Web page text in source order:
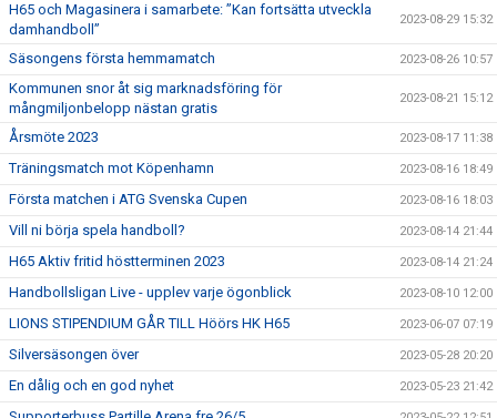
H65 och Magasinera i samarbete: ”Kan fortsätta utveckla
damhandboll”
2023-08-29 15:32
Säsongens första hemmamatch 2023-08-26 10:57
Kommunen snor åt sig marknadsföring för
mångmiljonbelopp nästan gratis
2023-08-21 15:12
Årsmöte 2023 2023-08-17 11:38
Träningsmatch mot Köpenhamn 2023-08-16 18:49
Första matchen i ATG Svenska Cupen 2023-08-16 18:03
Vill ni börja spela handboll? 2023-08-14 21:44
H65 Aktiv fritid höstterminen 2023 2023-08-14 21:24
Handbollsligan Live - upplev varje ögonblick 2023-08-10 12:00
LIONS STIPENDIUM GÅR TILL Höörs HK H65 2023-06-07 07:19
Silversäsongen över 2023-05-28 20:20
En dålig och en god nyhet 2023-05-23 21:42